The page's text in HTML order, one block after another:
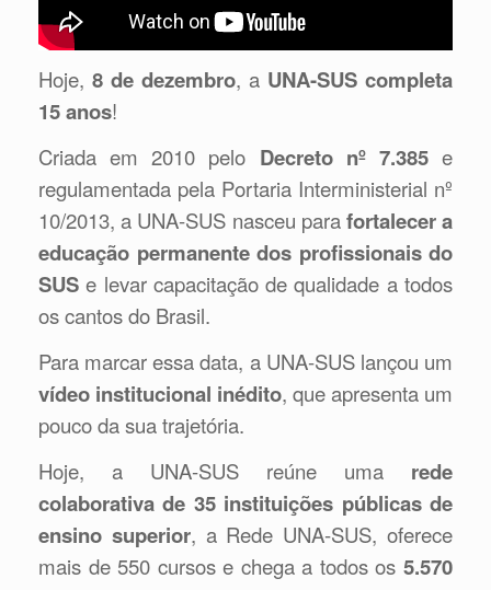
Hoje, 8 de dezembro, a UNA-SUS completa
15 anos!
Criada em 2010 pelo Decreto nº 7.385e
regulamentada pela Portaria Interministerial nº
10/2013, a UNA-SUS nasceu parafortalecer a
educação permanente dos profissionais do
SUS e levar capacitação de qualidade a todos
os cantos do Brasil.
Para marcar essa data, a UNA-SUS lançou um
vídeo institucional inédito, que apresenta um
pouco da sua trajetória.
Hoje, a UNA-SUS reúne uma rede
colaborativa de 35 instituições públicas de
ensino superior, a Rede UNA-SUS, oferece
mais de 550 cursos e chega a todos os 5.570